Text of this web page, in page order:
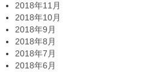
2018年11月
2018年10月
2018年9月
2018年8月
2018年7月
2018年6月